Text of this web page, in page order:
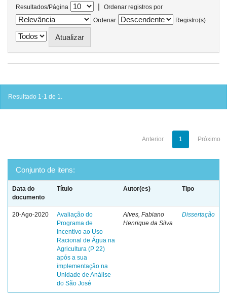
Resultados/Página |
Ordenar registros por
Ordenar
Registro(s)
Resultado 1-1 de 1.
Anterior 1 Próximo
Conjunto de itens:
Data do
documento
Título Autor(es) Tipo
20-Ago-2020
Avaliação do
Programa de
Incentivo ao Uso
Racional de Água na
Agricultura (P 22)
após a sua
implementação na
Unidade de Análise
do São José
Alves, Fabiano
Henrique da Silva
Dissertação